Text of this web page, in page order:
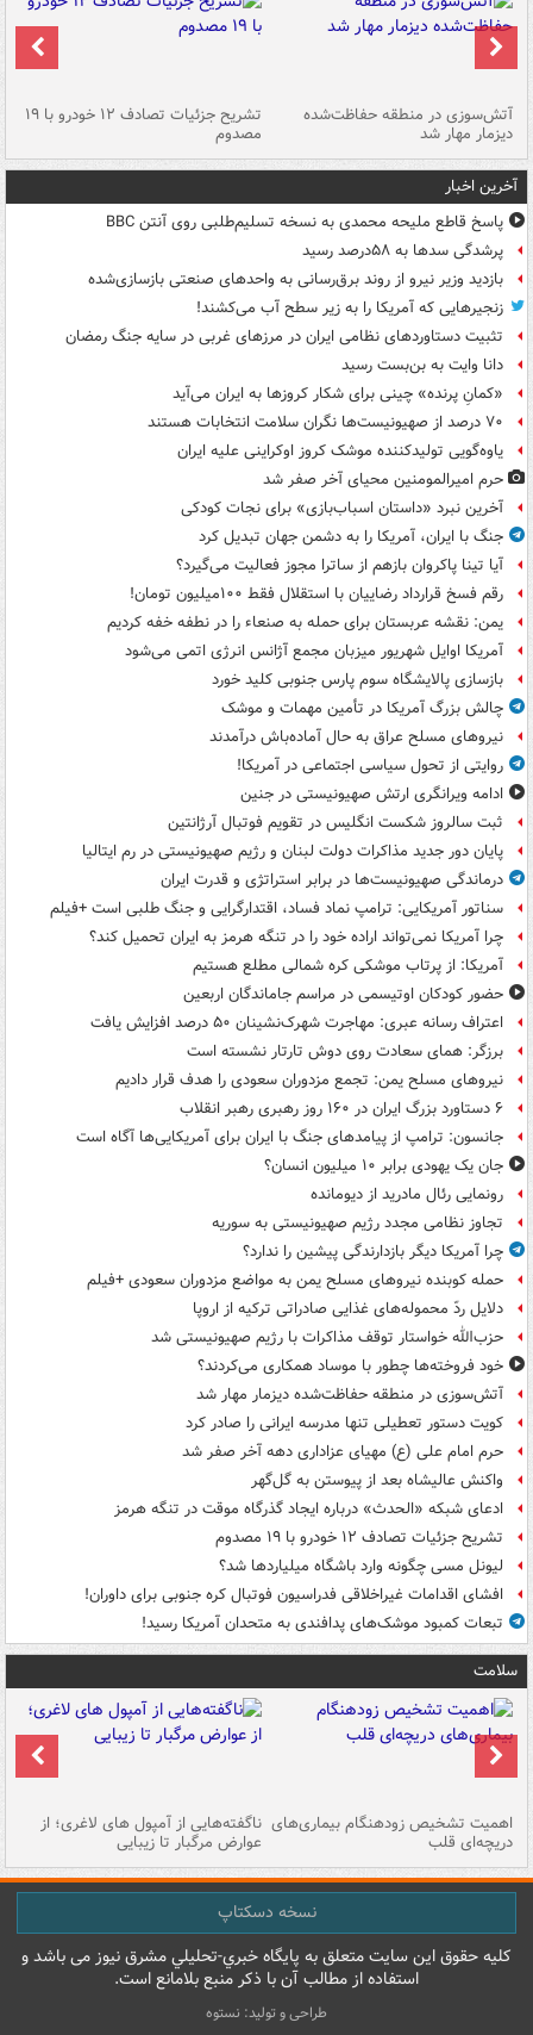
آتش‌سوزی در منطقه حفاظت‌شده
دیزمار مهار شد
تشریح جزئیات تصادف ۱۲ خودرو با ۱۹
مصدوم
آخرین اخبار
پاسخ قاطع ملیحه محمدی به نسخه تسلیم‌طلبی روی آنتن BBC
پرشدگی سدها به ۵۸درصد رسید
بازدید وزیر نیرو از روند برق‌رسانی به واحدهای صنعتی بازسازی‌شده
زنجیرهایی که آمریکا را به زیر سطح آب می‌کشند!
تثبیت دستاوردهای نظامی ایران در مرزهای غربی در سایه جنگ رمضان
دانا وایت به بن‌بست رسید
«کمانِ پرنده» چینی برای شکار کروزها به ایران می‌آید
۷۰ درصد از صهیونیست‌ها نگران سلامت انتخابات هستند
یاوه‌گویی تولیدکننده موشک کروز اوکراینی علیه ایران
حرم امیرالمومنین محیای آخر صفر شد
آخرین نبرد «داستان اسباب‌بازی» برای نجات کودکی
جنگ با ایران، آمریکا را به دشمن جهان تبدیل کرد
آیا تینا پاکروان بازهم از ساترا مجوز فعالیت می‌گیرد؟
رقم فسخ قرارداد رضاییان با استقلال فقط ۱۰۰میلیون تومان!
یمن: نقشه عربستان برای حمله به صنعاء را در نطفه خفه کردیم
آمریکا اوایل شهریور میزبان مجمع آژانس انرژی اتمی می‌شود
بازسازی پالایشگاه سوم پارس جنوبی کلید خورد
چالش بزرگ آمریکا در تأمین مهمات و موشک
نیروهای مسلح عراق به حال آماده‌باش درآمدند
روایتی از تحول سیاسی اجتماعی در آمریکا!
ادامه ویرانگری ارتش صهیونیستی در جنین
ثبت سالروز شکست انگلیس در تقویم فوتبال آرژانتین
پایان دور جدید مذاکرات دولت لبنان و رژیم صهیونیستی در رم ایتالیا
درماندگی صهیونیست‌ها در برابر استراتژی و قدرت ایران
سناتور آمریکایی: ترامپ نماد فساد، اقتدارگرایی و جنگ طلبی است +فیلم
چرا آمریکا نمی‌تواند اراده خود را در تنگه هرمز به ایران تحمیل کند؟
آمریکا: از پرتاب موشکی کره شمالی مطلع هستیم
حضور کودکان اوتیسمی در مراسم جاماندگان اربعین
اعتراف رسانه عبری: مهاجرت شهرک‌نشینان ۵۰ درصد افزایش یافت
برزگر: همای سعادت روی دوش تارتار نشسته است
نیروهای مسلح یمن: تجمع مزدوران سعودی را هدف قرار دادیم
۶ دستاورد بزرگ ایران در ۱۶۰ روز رهبری رهبر انقلاب
جانسون: ترامپ از پیامدهای جنگ با ایران برای آمریکایی‌ها آگاه است
جان یک یهودی برابر ۱۰ میلیون انسان؟
رونمایی رئال مادرید از دیومانده
تجاوز نظامی مجدد رژیم صهیونیستی به سوریه
چرا آمریکا دیگر بازدارندگی پیشین را ندارد؟
حمله کوبنده نیروهای مسلح یمن به مواضع مزدوران سعودی +فیلم
دلایل ردّ محموله‌های غذایی صادراتی ترکیه از اروپا
حزب‌الله خواستار توقف مذاکرات با رژیم صهیونیستی شد
خود فروخته‌ها چطور با موساد همکاری می‌کردند؟
آتش‌سوزی در منطقه حفاظت‌شده دیزمار مهار شد
کویت دستور تعطیلی تنها مدرسه ایرانی را صادر کرد
حرم امام علی (ع) مهیای عزاداری دهه آخر صفر شد
واکنش عالیشاه بعد از پیوستن به گل‌گهر
ادعای شبکه «الحدث» درباره ایجاد گذرگاه موقت در تنگه هرمز
تشریح جزئیات تصادف ۱۲ خودرو با ۱۹ مصدوم
لیونل مسی چگونه وارد باشگاه میلیاردها شد؟
افشای اقدامات غیراخلاقی فدراسیون فوتبال کره جنوبی برای داوران!
تبعات کمبود موشک‌های پدافندی به متحدان آمریکا رسید!
سلامت
اهمیت تشخیص زودهنگام بیماری‌های
دریچه‌ای قلب
ناگفته‌هایی از آمپول های لاغری؛ از
عوارض مرگبار تا زیبایی
نسخه دسکتاپ
کليه حقوق اين سايت متعلق به پایگاه خبري-تحليلي مشرق نيوز می باشد و
استفاده از مطالب آن با ذکر منبع بلامانع است.
طراحی و تولید: نستوه